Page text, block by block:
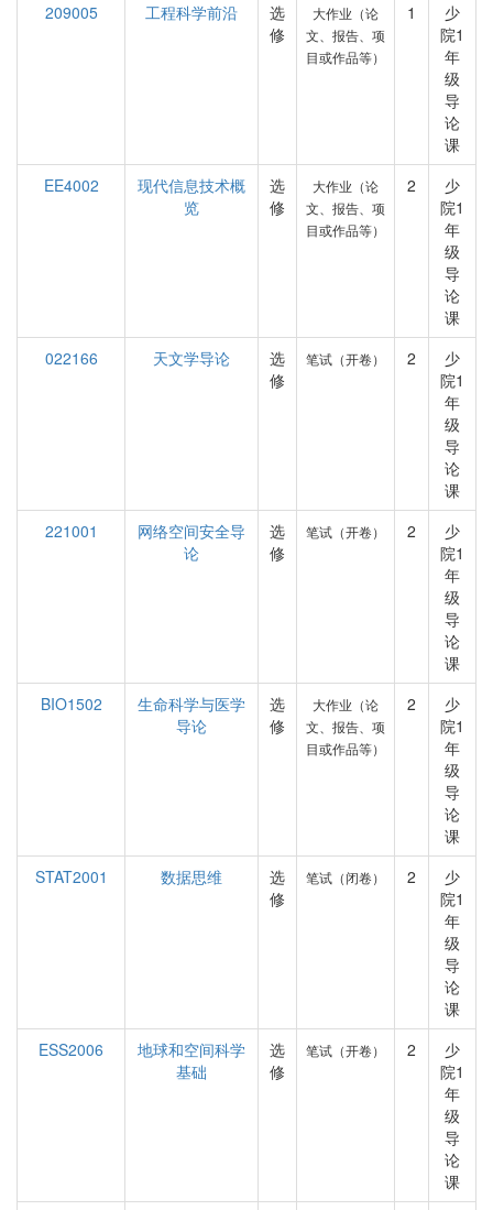
209005
工程科学前沿
选
修
大作业（论
文、报告、项
目或作品等）
1
少
院1
年
级
导
论
课
EE4002
现代信息技术概
览
选
修
大作业（论
文、报告、项
目或作品等）
2
少
院1
年
级
导
论
课
022166
天文学导论
选
修
笔试（开卷） 2
少
院1
年
级
导
论
课
221001
网络空间安全导
论
选
修
笔试（开卷） 2
少
院1
年
级
导
论
课
BIO1502
生命科学与医学
导论
选
修
大作业（论
文、报告、项
目或作品等）
2
少
院1
年
级
导
论
课
STAT2001
数据思维
选
修
笔试（闭卷） 2
少
院1
年
级
导
论
课
ESS2006
地球和空间科学
基础
选
修
笔试（开卷） 2
少
院1
年
级
导
论
课